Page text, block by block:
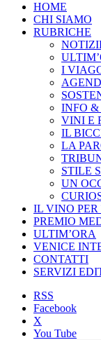
HOME
CHI SIAMO
RUBRICHE
I
INFO
VINI E
IL
LA
STILE
UN
IL VINO
PREMIO
ULTIM’ORA
VENICE
CONTATTI
SERVIZI
RSS
Facebook
X
You Tube